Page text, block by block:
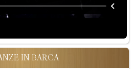
IN BARCA